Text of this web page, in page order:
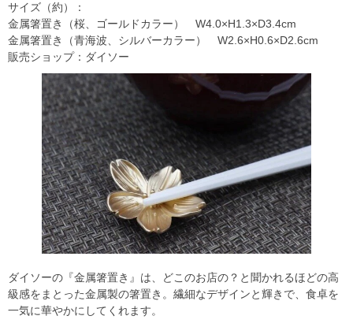
サイズ（約）：
金属箸置き（桜、ゴールドカラー） W4.0×H1.3×D3.4cm
金属箸置き（青海波、シルバーカラー） W2.6×H0.6×D2.6cm
販売ショップ：ダイソー
ダイソーの『金属箸置き』は、どこのお店の？と聞かれるほどの高
級感をまとった金属製の箸置き。繊細なデザインと輝きで、食卓を
一気に華やかにしてくれます。